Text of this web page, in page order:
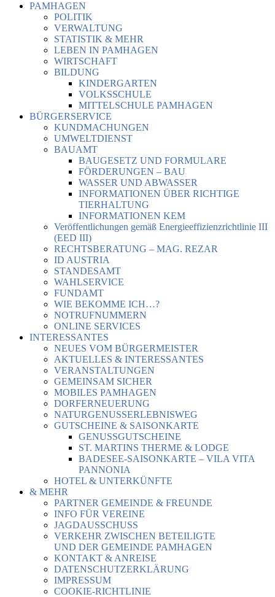
PAMHAGEN
POLITIK
VERWALTUNG
STATISTIK & MEHR
LEBEN IN PAMHAGEN
WIRTSCHAFT
BILDUNG
KINDERGARTEN
VOLKSSCHULE
MITTELSCHULE PAMHAGEN
BÜRGERSERVICE
KUNDMACHUNGEN
UMWELTDIENST
BAUAMT
BAUGESETZ UND FORMULARE
FÖRDERUNGEN – BAU
WASSER UND ABWASSER
INFORMATIONEN ÜBER RICHTIGE
TIERHALTUNG
INFORMATIONEN KEM
Veröffentlichungen gemäß Energieeffizienzrichtlinie III
(EED III)
RECHTSBERATUNG – MAG. REZAR
ID AUSTRIA
STANDESAMT
WAHLSERVICE
FUNDAMT
WIE BEKOMME ICH…?
NOTRUFNUMMERN
ONLINE SERVICES
INTERESSANTES
NEUES VOM BÜRGERMEISTER
AKTUELLES & INTERESSANTES
VERANSTALTUNGEN
GEMEINSAM SICHER
MOBILES PAMHAGEN
DORFERNEUERUNG
NATURGENUSSERLEBNISWEG
GUTSCHEINE & SAISONKARTE
GENUSSGUTSCHEINE
ST. MARTINS THERME & LODGE
BADESEE-SAISONKARTE – VILA VITA
PANNONIA
HOTEL & UNTERKÜNFTE
& MEHR
PARTNER GEMEINDE & FREUNDE
INFO FÜR VEREINE
JAGDAUSSCHUSS
VERKEHR ZWISCHEN BETEILIGTE
UND DER GEMEINDE PAMHAGEN
KONTAKT & ANREISE
DATENSCHUTZERKLÄRUNG
IMPRESSUM
COOKIE-RICHTLINIE